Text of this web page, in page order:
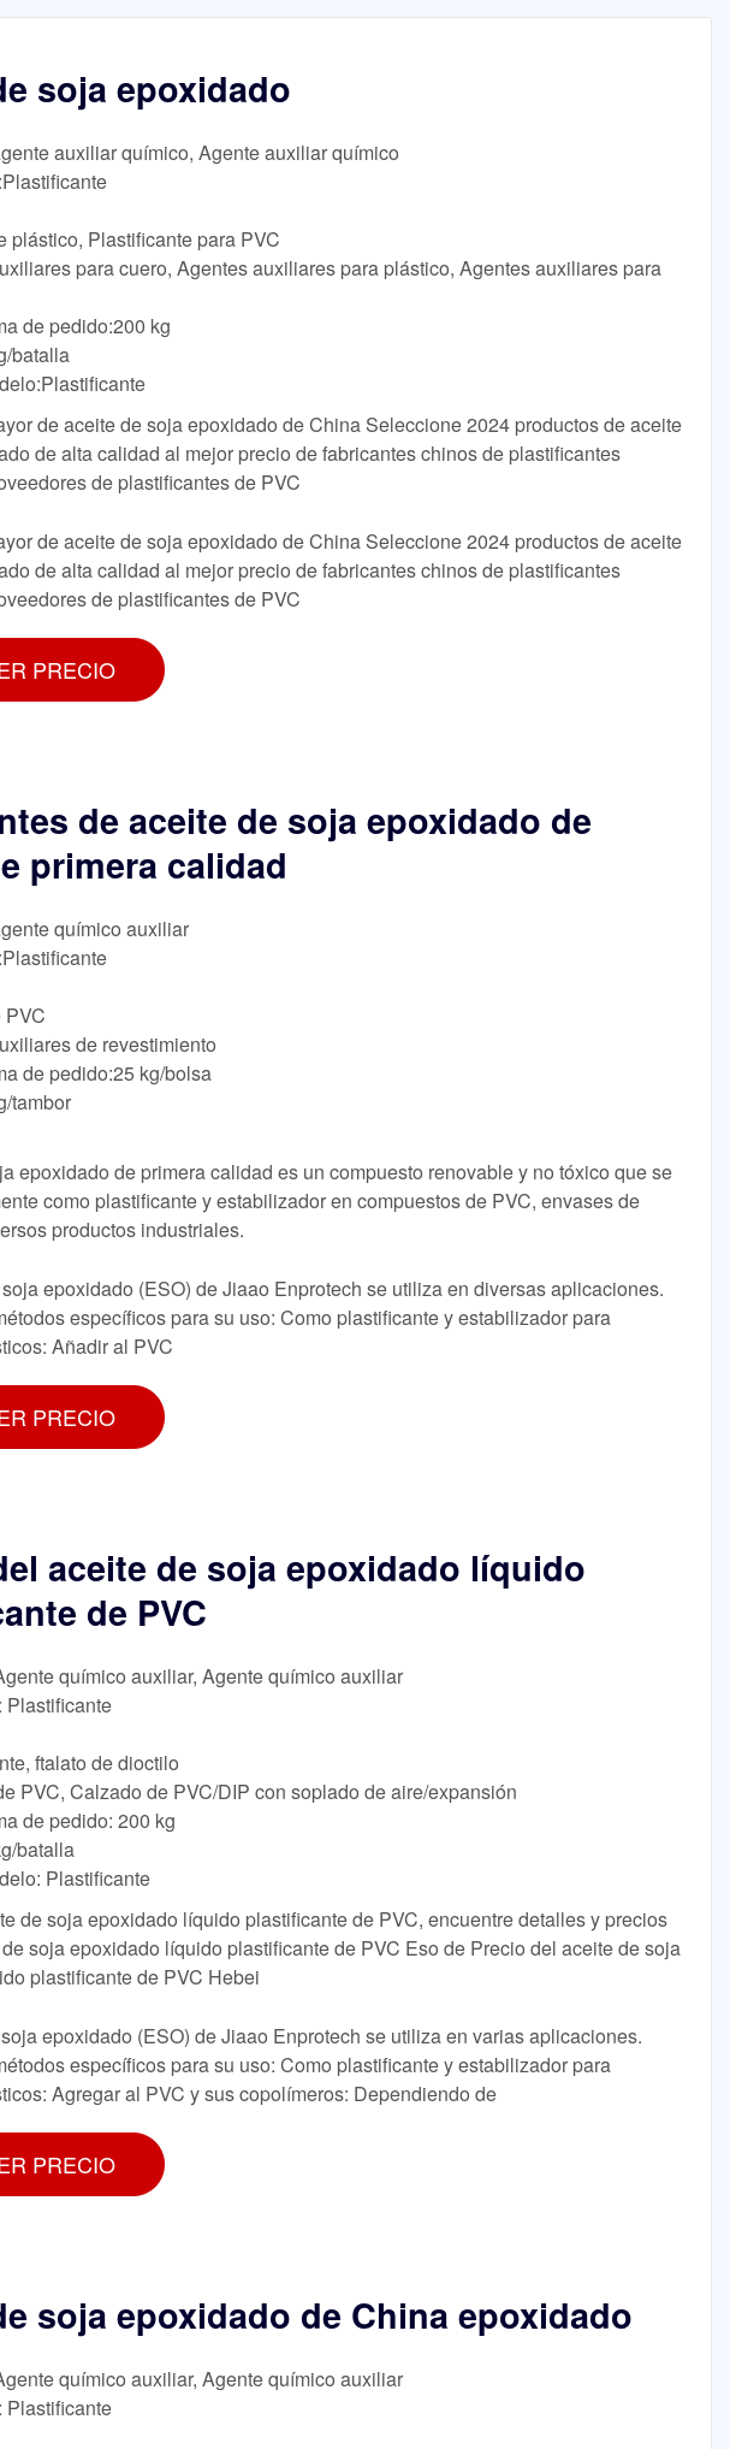
soja epoxidado
auxiliar químico, Agente auxiliar químico
plástico, Plastificante para PVC
para cuero, Agentes auxiliares para plástico, Agentes auxiliares para
de pedido:200 kg
batalla
de aceite de soja epoxidado de China Seleccione 2024 productos de aceite
de alta calidad al mejor precio de fabricantes chinos de plastificantes
de plastificantes de PVC
de aceite de soja epoxidado de China Seleccione 2024 productos de aceite
de alta calidad al mejor precio de fabricantes chinos de plastificantes
de plastificantes de PVC
PRECIO
de aceite de soja epoxidado de
primera calidad
químico auxiliar
de revestimiento
de pedido:25 kg/bolsa
tambor
epoxidado de primera calidad es un compuesto renovable y no tóxico que se
como plastificante y estabilizador en compuestos de PVC, envases de
productos industriales.
epoxidado (ESO) de Jiaao Enprotech se utiliza en diversas aplicaciones.
específicos para su uso: Como plastificante y estabilizador para
Añadir al PVC
PRECIO
aceite de soja epoxidado líquido
de PVC
químico auxiliar, Agente químico auxiliar
Plastificante
ftalato de dioctilo
PVC, Calzado de PVC/DIP con soplado de aire/expansión
de pedido: 200 kg
batalla
Plastificante
de soja epoxidado líquido plastificante de PVC, encuentre detalles y precios
soja epoxidado líquido plastificante de PVC Eso de Precio del aceite de soja
plastificante de PVC Hebei
epoxidado (ESO) de Jiaao Enprotech se utiliza en varias aplicaciones.
específicos para su uso: Como plastificante y estabilizador para
Agregar al PVC y sus copolímeros: Dependiendo de
PRECIO
soja epoxidado de China epoxidado
químico auxiliar, Agente químico auxiliar
Plastificante